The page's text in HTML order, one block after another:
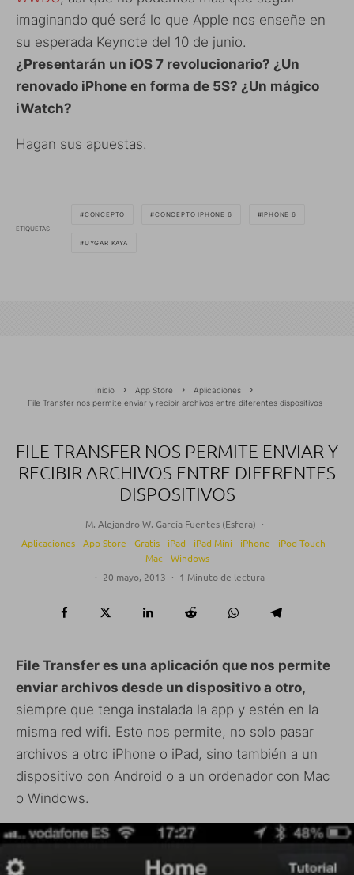
imaginando qué será lo que Apple nos enseñe en
su esperada Keynote del 10 de junio.
¿Presentarán un iOS 7 revolucionario? ¿Un
renovado iPhone en forma de 5S? ¿Un mágico
iWatch?
Hagan sus apuestas.
ETIQUETAS
CONCEPTO CONCEPTO IPHONE 6 IPHONE 6
UYGAR KAYA
Inicio App Store
Aplicaciones
File Transfer nos permite enviar y recibir archivos entre diferentes dispositivos
FILE TRANSFER NOS PERMITE ENVIAR Y
RECIBIR ARCHIVOS ENTRE DIFERENTES
DISPOSITIVOS
M. Alejandro W. García Fuentes (Esfera) ·
Aplicaciones
App Store Gratis iPad iPad Mini iPhone
iPod Touch
Mac
Windows
· 20 mayo, 2013 · 1 Minuto de lectura
File Transfer es una aplicación que nos permite
enviar archivos desde un dispositivo a otro,
siempre que tenga instalada la app y estén en la
misma red wifi. Esto nos permite, no solo pasar
archivos a otro iPhone o iPad, sino también a un
dispositivo con Android o a un ordenador con Mac
o Windows.